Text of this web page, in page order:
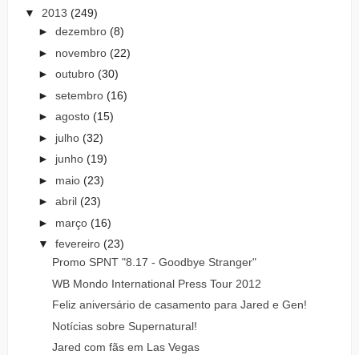
▼ 2013 (249)
► dezembro (8)
► novembro (22)
► outubro (30)
► setembro (16)
► agosto (15)
► julho (32)
► junho (19)
► maio (23)
► abril (23)
► março (16)
▼ fevereiro (23)
Promo SPNT "8.17 - Goodbye Stranger"
WB Mondo International Press Tour 2012
Feliz aniversário de casamento para Jared e Gen!
Notícias sobre Supernatural!
Jared com fãs em Las Vegas